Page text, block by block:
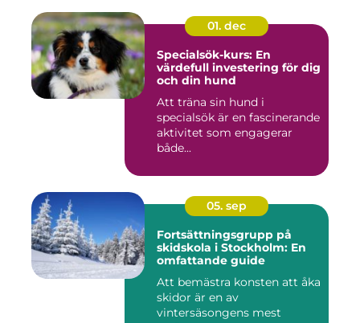
01. dec
Specialsök-kurs: En
värdefull investering för dig
och din hund
Att träna sin hund i
specialsök är en fascinerande
aktivitet som engagerar
både...
05. sep
Fortsättningsgrupp på
skidskola i Stockholm: En
omfattande guide
Att bemästra konsten att åka
skidor är en av
vintersäsongens mest